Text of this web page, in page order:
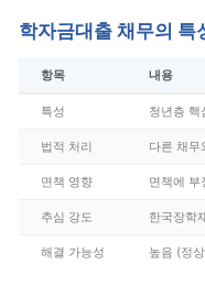
학자금대출 채무의 특
항목 내용
특성 청년층 핵
법적 처리 다른 채무
면책 영향 면책에 부
추심 강도 한국장학
해결 가능성 높음 (정